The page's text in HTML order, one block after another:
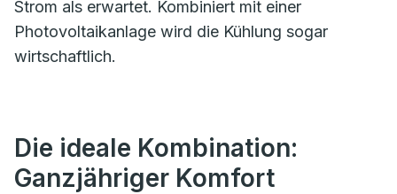
Strom als erwartet. Kombiniert mit einer
Photovoltaikanlage wird die Kühlung sogar
wirtschaftlich.
Die ideale Kombination:
Ganzjähriger Komfort